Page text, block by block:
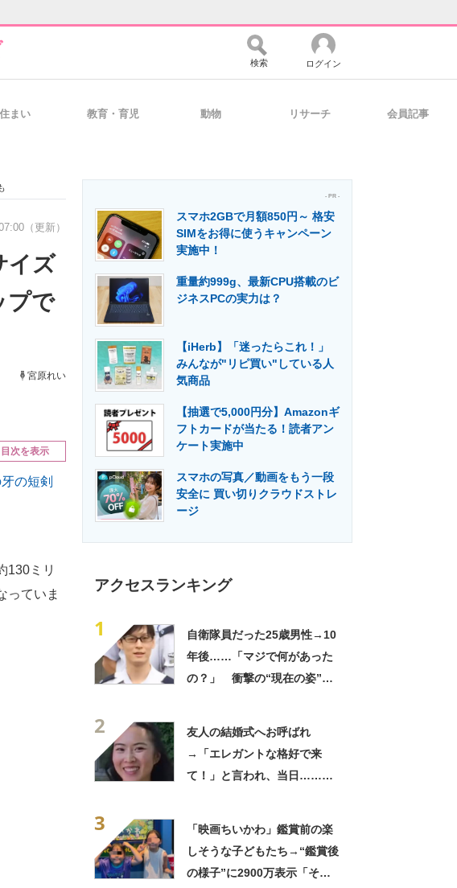
経営リーダーのコミュニティ マーケ×ITの今がよく分かる
製造業のIT導入・活用を支援
エネルギーの専門メディア 建設×テクノロジーの最前線
検索 ログイン
住まい 教育・育児 動物 リサーチ 会員記事
（更新）
イズ
プで
宮原れい
目次を表示
の短剣
130ミリ
っていま
- PR -
スマホ2GBで月額850円～ 格安
SIMをお得に使うキャンペーン
実施中！
重量約999g、最新CPU搭載のビ
ジネスPCの実力は？
【iHerb】「迷ったらこれ！」
みんなが"リピ買い"している人
気商品
【抽選で5,000円分】Amazonギ
フトカードが当たる！読者アン
ケート実施中
スマホの写真／動画をもう一段
安全に 買い切りクラウドストレ
ージ
アクセスランキング
1
自衛隊員だった25歳男性→10
年後……「マジで何があった
の？」 衝撃の“現在の姿”が
2
友人の結婚式へお呼ばれ
→「エレガントな格好で来
て！」と言われ、当日……ま
3
「映画ちいかわ」鑑賞前の楽
しそうな子どもたち→“鑑賞後
の様子”に2900万表示「そう